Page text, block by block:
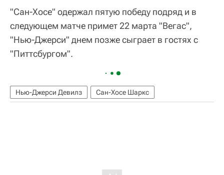
"Сан-Хосе" одержал пятую победу подряд и в
следующем матче примет 22 марта "Вегас",
"Нью-Джерси" днем позже сыграет в гостях с
"Питтсбургом".
Нью-Джерси Девилз Сан-Хосе Шаркс